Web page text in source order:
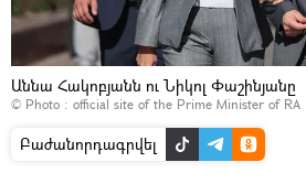
Աննա Հակոբյանն ու Նիկոլ Փաշինյանը
© Photo : official site of the Prime Minister of RA
Բաժանորդագրվել